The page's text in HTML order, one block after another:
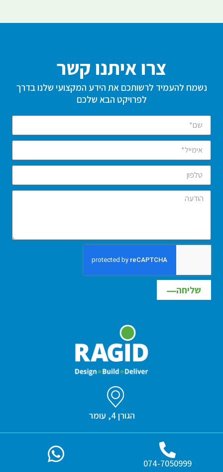
צרו איתנו קשר
נשמח להעמיד לרשותכם את הידע המקצועי שלנו בדרך
לפרויקט הבא שלכם
שליחה
הגורן 4, עומר
074-7050999